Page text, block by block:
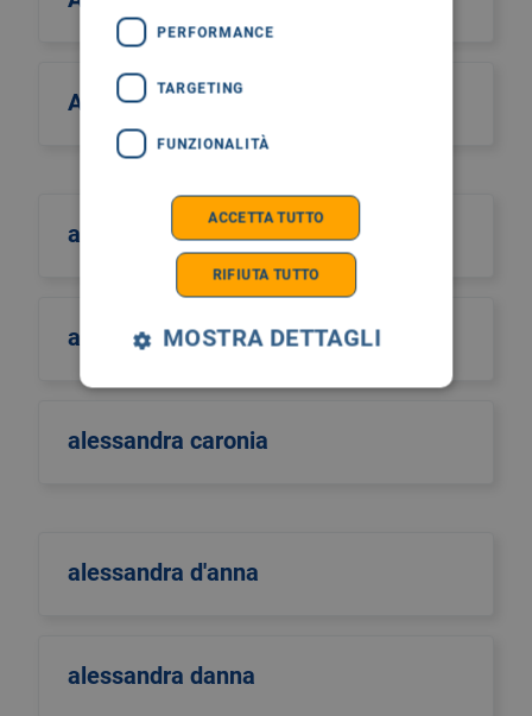
Alcos Zahar
aldo scarpa
aldo sinigaglia
alessandra caronia
alessandra d'anna
alessandra danna
PERFORMANCE
TARGETING
FUNZIONALITÀ
ACCETTA TUTTO
RIFIUTA TUTTO
MOSTRA DETTAGLI